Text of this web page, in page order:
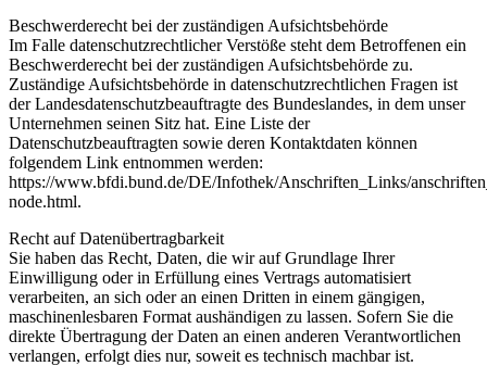
Beschwerderecht bei der zuständigen Aufsichtsbehörde
Im Falle datenschutzrechtlicher Verstöße steht dem Betroffenen ein
Beschwerderecht bei der zuständigen Aufsichtsbehörde zu.
Zuständige Aufsichtsbehörde in datenschutzrechtlichen Fragen ist
der Landesdatenschutzbeauftragte des Bundeslandes, in dem unser
Unternehmen seinen Sitz hat. Eine Liste der
Datenschutzbeauftragten sowie deren Kontaktdaten können
folgendem Link entnommen werden:
https://www.bfdi.bund.de/DE/Infothek/Anschriften_Links/
node.html.
Recht auf Datenübertragbarkeit
Sie haben das Recht, Daten, die wir auf Grundlage Ihrer
Einwilligung oder in Erfüllung eines Vertrags automatisiert
verarbeiten, an sich oder an einen Dritten in einem gängigen,
maschinenlesbaren Format aushändigen zu lassen. Sofern Sie die
direkte Übertragung der Daten an einen anderen Verantwortlichen
verlangen, erfolgt dies nur, soweit es technisch machbar ist.